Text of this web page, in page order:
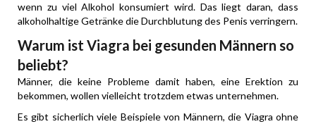
wenn zu viel Alkohol konsumiert wird. Das liegt daran, dass
alkoholhaltige Getränke die Durchblutung des Penis verringern.
Warum ist Viagra bei gesunden Männern so
beliebt?
Männer, die keine Probleme damit haben, eine Erektion zu
bekommen, wollen vielleicht trotzdem etwas unternehmen.
Es gibt sicherlich viele Beispiele von Männern, die Viagra ohne